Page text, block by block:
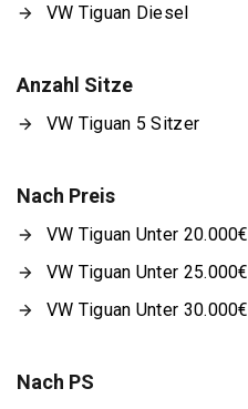
VW Tiguan Diesel
Anzahl Sitze
VW Tiguan 5 Sitzer
Nach Preis
VW Tiguan Unter 20.000€
VW Tiguan Unter 25.000€
VW Tiguan Unter 30.000€
Nach PS